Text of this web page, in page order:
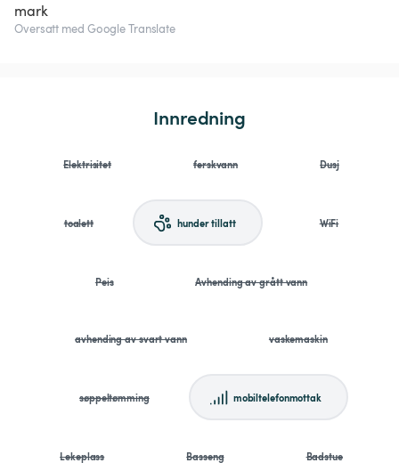
mark
Oversatt med Google Translate
Innredning
Elektrisitet ferskvann Dusj
toalett hunder tillatt WiFi
Peis Avhending av grått vann
avhending av svart vann vaskemaskin
søppeltømming mobiltelefonmottak
Lekeplass Basseng Badstue